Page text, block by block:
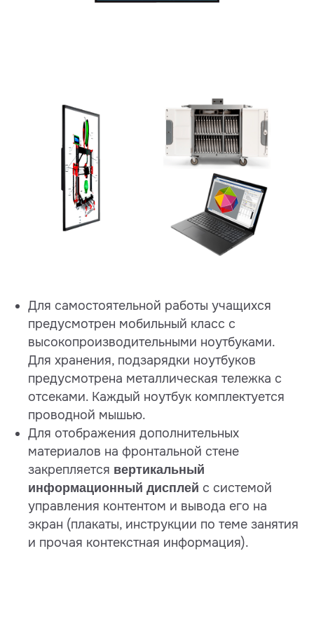
Для самостоятельной работы учащихся
предусмотрен мобильный класс с
высокопроизводительными ноутбуками.
Для хранения, подзарядки ноутбуков
предусмотрена металлическая тележка с
отсеками. Каждый ноутбук комплектуется
проводной мышью.
Для отображения дополнительных
материалов на фронтальной стене
закрепляется вертикальный
информационный дисплей с системой
управления контентом и вывода его на
экран (плакаты, инструкции по теме занятия
и прочая контекстная информация).